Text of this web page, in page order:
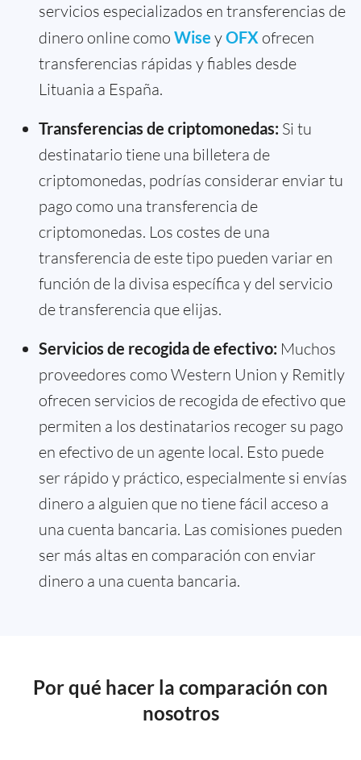
servicios especializados en transferencias de
dinero online como Wise yOFX ofrecen
transferencias rápidas y fiables desde
Lituania a España.
Transferencias de criptomonedas: Si tu
destinatario tiene una billetera de
criptomonedas, podrías considerar enviar tu
pago como una transferencia de
criptomonedas. Los costes de una
transferencia de este tipo pueden variar en
función de la divisa específica y del servicio
de transferencia que elijas.
Servicios de recogida de efectivo: Muchos
proveedores como Western Union y Remitly
ofrecen servicios de recogida de efectivo que
permiten a los destinatarios recoger su pago
en efectivo de un agente local. Esto puede
ser rápido y práctico, especialmente si envías
dinero a alguien que no tiene fácil acceso a
una cuenta bancaria. Las comisiones pueden
ser más altas en comparación con enviar
dinero a una cuenta bancaria.
Por qué hacer la comparación con
nosotros